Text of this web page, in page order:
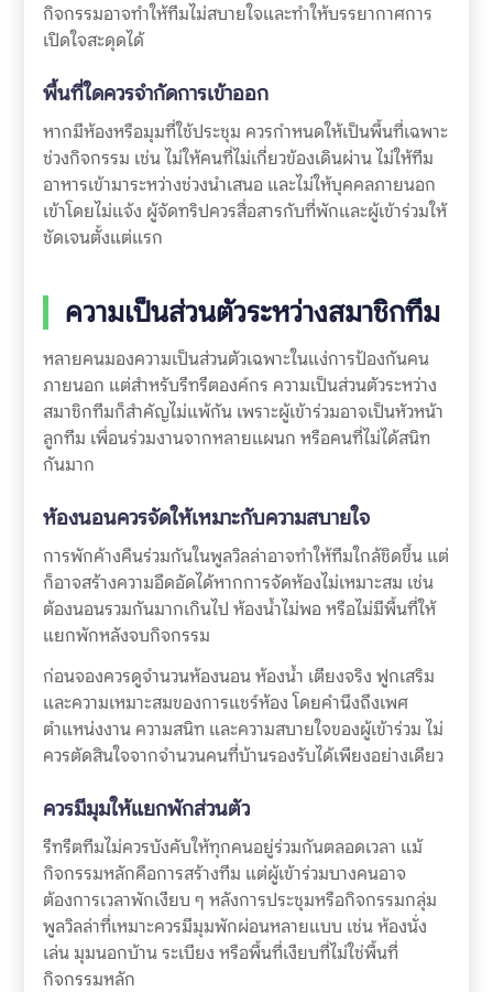
กิจกรรมอาจทำให้ทีมไม่สบายใจและทำให้บรรยากาศการ
เปิดใจสะดุดได้
พื้นที่ใดควรจำกัดการเข้าออก
หากมีห้องหรือมุมที่ใช้ประชุม ควรกำหนดให้เป็นพื้นที่เฉพาะ
ช่วงกิจกรรม เช่น ไม่ให้คนที่ไม่เกี่ยวข้องเดินผ่าน ไม่ให้ทีม
อาหารเข้ามาระหว่างช่วงนำเสนอ และไม่ให้บุคคลภายนอก
เข้าโดยไม่แจ้ง ผู้จัดทริปควรสื่อสารกับที่พักและผู้เข้าร่วมให้
ชัดเจนตั้งแต่แรก
ความเป็นส่วนตัวระหว่างสมาชิกทีม
หลายคนมองความเป็นส่วนตัวเฉพาะในแง่การป้องกันคน
ภายนอก แต่สำหรับรีทรีตองค์กร ความเป็นส่วนตัวระหว่าง
สมาชิกทีมก็สำคัญไม่แพ้กัน เพราะผู้เข้าร่วมอาจเป็นหัวหน้า
ลูกทีม เพื่อนร่วมงานจากหลายแผนก หรือคนที่ไม่ได้สนิท
กันมาก
ห้องนอนควรจัดให้เหมาะกับความสบายใจ
การพักค้างคืนร่วมกันในพูลวิลล่าอาจทำให้ทีมใกล้ชิดขึ้น แต่
ก็อาจสร้างความอึดอัดได้หากการจัดห้องไม่เหมาะสม เช่น
ต้องนอนรวมกันมากเกินไป ห้องน้ำไม่พอ หรือไม่มีพื้นที่ให้
แยกพักหลังจบกิจกรรม
ก่อนจองควรดูจำนวนห้องนอน ห้องน้ำ เตียงจริง ฟูกเสริม
และความเหมาะสมของการแชร์ห้อง โดยคำนึงถึงเพศ
ตำแหน่งงาน ความสนิท และความสบายใจของผู้เข้าร่วม ไม่
ควรตัดสินใจจากจำนวนคนที่บ้านรองรับได้เพียงอย่างเดียว
ควรมีมุมให้แยกพักส่วนตัว
รีทรีตทีมไม่ควรบังคับให้ทุกคนอยู่ร่วมกันตลอดเวลา แม้
กิจกรรมหลักคือการสร้างทีม แต่ผู้เข้าร่วมบางคนอาจ
ต้องการเวลาพักเงียบ ๆ หลังการประชุมหรือกิจกรรมกลุ่ม
พูลวิลล่าที่เหมาะควรมีมุมพักผ่อนหลายแบบ เช่น ห้องนั่ง
เล่น มุมนอกบ้าน ระเบียง หรือพื้นที่เงียบที่ไม่ใช่พื้นที่
กิจกรรมหลัก